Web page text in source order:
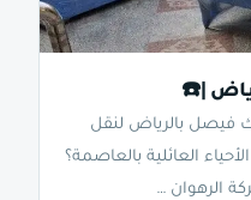
|☎️
بالرياض لنقل
العائلية بالعاصمة؟
الرهوان …